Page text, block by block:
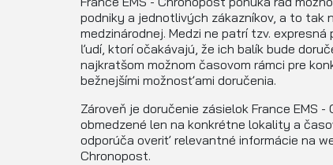
podniky a jednotlivých zákazníkov, a to tak
medzinárodnej. Medzi ne patrí tzv.
ľudí, ktorí očakávajú, že ich balík bude
najkratšom možnom časovom rámci pre
bežnejšími možnosťami doručenia.
Zároveň je doručenie zásielok France EMS
obmedzené len na konkrétne lokality a
odporúča overiť relevantné informácie na
Chronopost.